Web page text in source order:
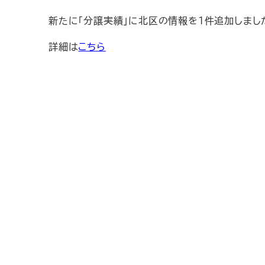
新たに「分譲実績」に北区の情報を１件追加しまし
詳細はこちら